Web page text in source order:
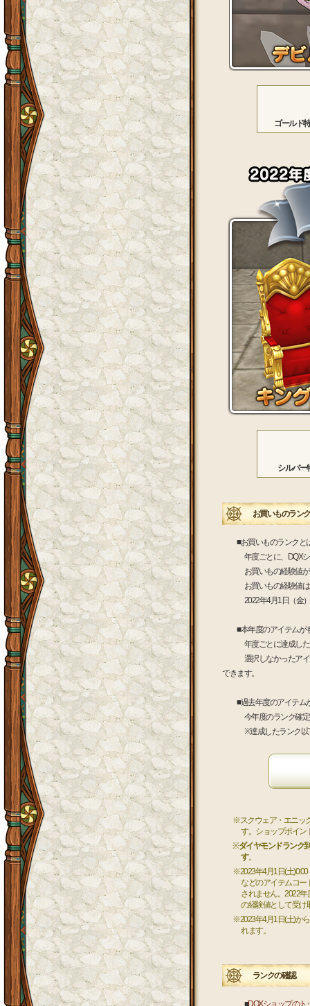
ゴールド
シルバー
お買いものラン
■お買いものランクと
年度ごとに、DQXショ
お買いもの経験値が一
お買いもの経験値は、
2022年4月1日（金）か
■本年度のアイテムが
年度ごとに達成したラ
選択しなかったアイテ
できます。
■過去年度のアイテム
今年度のランク確定後
※達成したランク以下
※スクウェア・エニッ
す。ショップポイン
※ダイヤモンドランク
す。
※2023年4月1日(土
などのアイテムコー
されません。2022
の経験値として受け
※2023年4月1日(土)か
れます。
ランクの確認